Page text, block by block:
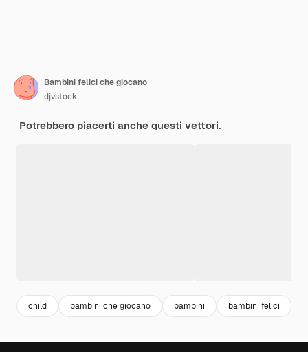
Bambini felici che giocano
djvstock
Potrebbero piacerti anche questi vettori.
child bambini che giocano bambini bambini felici